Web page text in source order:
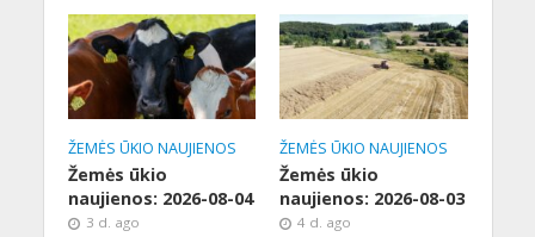
ŽEMĖS ŪKIO NAUJIENOS
Žemės ūkio
naujienos: 2026-08-04
3 d. ago
ŽEMĖS ŪKIO NAUJIENOS
Žemės ūkio
naujienos: 2026-08-03
4 d. ago